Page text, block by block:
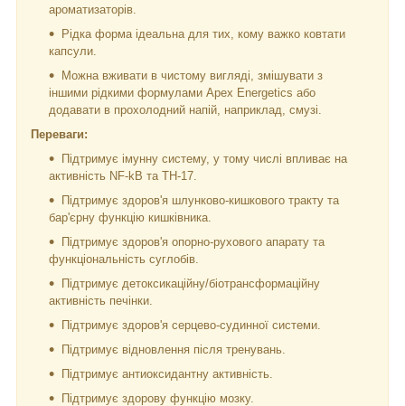
ароматизаторів.
Рідка форма ідеальна для тих, кому важко ковтати
капсули.
Можна вживати в чистому вигляді, змішувати з
іншими рідкими формулами Apex Energetics або
додавати в прохолодний напій, наприклад, смузі.
Переваги:
Підтримує імунну систему, у тому числі впливає на
активність NF-kB та TH-17.
Підтримує здоров'я шлунково-кишкового тракту та
бар'єрну функцію кишківника.
Підтримує здоров'я опорно-рухового апарату та
функціональність суглобів.
Підтримує детоксикаційну/біотрансформаційну
активність печінки.
Підтримує здоров'я серцево-судинної системи.
Підтримує відновлення після тренувань.
Підтримує антиоксидантну активність.
Підтримує здорову функцію мозку.